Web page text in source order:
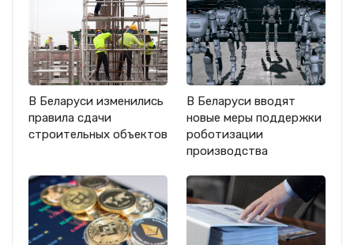
В Беларуси изменились
правила сдачи
строительных объектов
В Беларуси вводят
новые меры поддержки
роботизации
производства